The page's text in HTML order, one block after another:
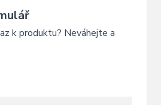
k produktu? Neváhejte a